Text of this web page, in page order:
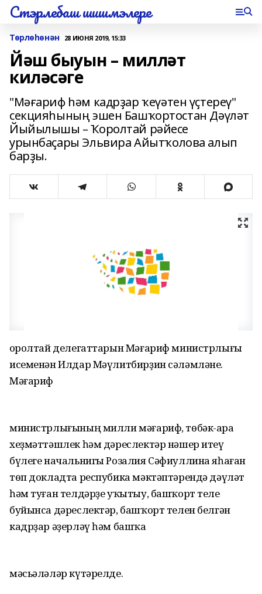
Стэрлебаш шишмэлере
Төрлөһөнән 28 ИЮНЯ 2019, 15:33
Йәш быуын – милләт
киләсәге
"Мәғариф һәм кадрҙар ҡеүәтен үҫтереү"
секцияһының эшен Башҡортостан Дәүләт
Йыйылышы – Ҡоролтай рәйесе
урынбаҫары Эльвира Айытҡолова алып
барҙы.
Ҡоролтай делегаттарын Мәғариф министрлығы
исеменән Илдар Мәүлитбирҙин сәләмләне.
Мәғариф
министрлығының милли мәғариф, төбәк-ара
хеҙмәттәшлек һәм дәреслектәр нәшер итеү
бүлеге начальнигы Розалия Сәфиуллина яһаған
төп докладта респубика мәктәптәрендә дәүләт
һәм туған телдәрҙе уҡытыу, башҡорт теле
буйынса дәреслектәр, башҡорт телен белгән
кадрҙар әҙерләү һәм башҡа
мәсьәләләр күтәрелде.